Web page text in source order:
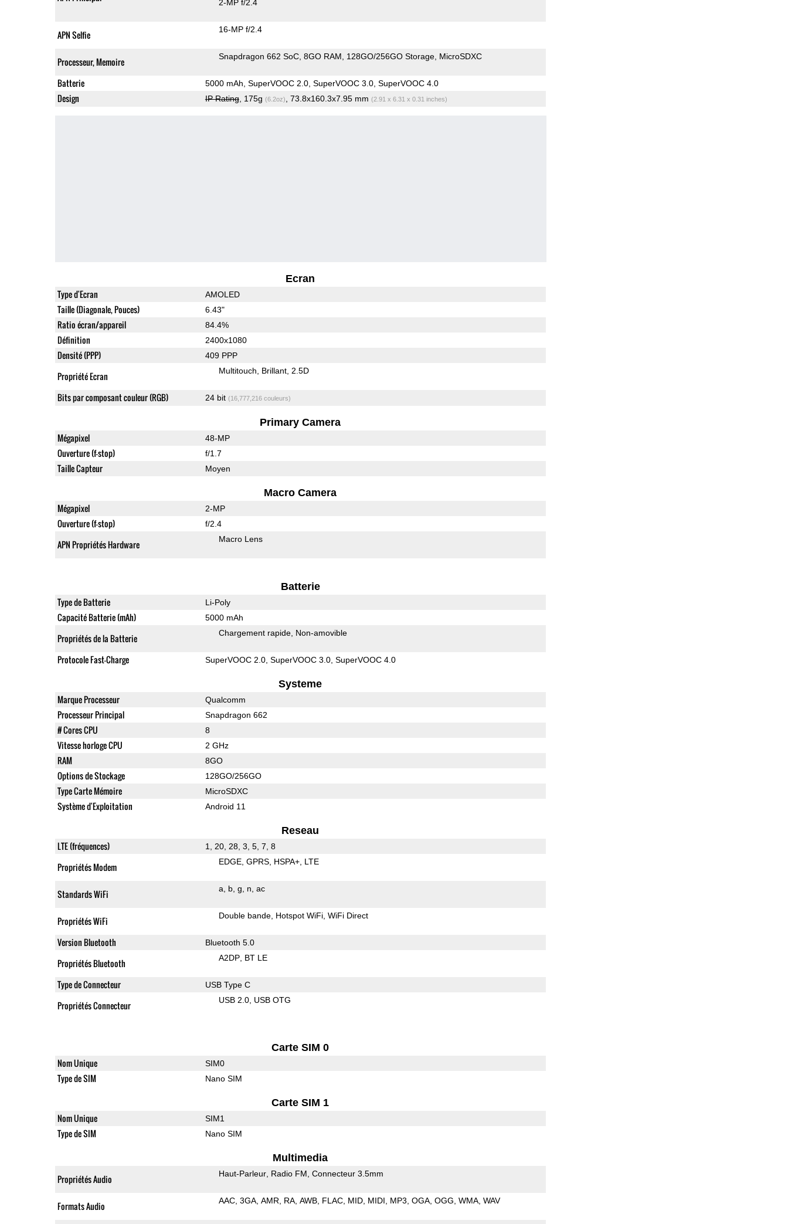
2-MP f/2.4
APN Selfie 16-MP f/2.4
Processeur, Memoire Snapdragon 662 SoC 8GO RAM 128GO/256GO Storage MicroSDXC
Batterie 5000 mAh, SuperVOOC 2.0, SuperVOOC 3.0, SuperVOOC 4.0
Design IP Rating, 175g (6.2oz) , 73.8x160.3x7.95 mm (2.91 x 6.31 x 0.31 inches)
Ecran
Type d'Ecran AMOLED
Taille (Diagonale, Pouces) 6.43"
Ratio écran/appareil 84.4%
Définition 2400x1080
Densité (PPP) 409 PPP
Propriété Ecran Multitouch Brillant 2.5D
Bits par composant couleur (RGB) 24 bit (16,777,216 couleurs)
Primary Camera
Mégapixel 48-MP
Ouverture (f-stop) f/1.7
Taille Capteur Moyen
Macro Camera
Mégapixel 2-MP
Ouverture (f-stop) f/2.4
APN Propriétés Hardware Macro Lens
Batterie
Type de Batterie Li-Poly
Capacité Batterie (mAh) 5000 mAh
Propriétés de la Batterie Chargement rapide Non-amovible
Protocole Fast-Charge SuperVOOC 2.0, SuperVOOC 3.0, SuperVOOC 4.0
Systeme
Marque Processeur Qualcomm
Processeur Principal Snapdragon 662
# Cores CPU 8
Vitesse horloge CPU 2 GHz
RAM 8GO
Options de Stockage 128GO/256GO
Type Carte Mémoire MicroSDXC
Système d'Exploitation Android 11
Reseau
LTE (fréquences) 1, 20, 28, 3, 5, 7, 8
Propriétés Modem EDGE GPRS HSPA+ LTE
Standards WiFi a b g n ac
Propriétés WiFi Double bande Hotspot WiFi WiFi Direct
Version Bluetooth Bluetooth 5.0
Propriétés Bluetooth A2DP BT LE
Type de Connecteur USB Type C
Propriétés Connecteur USB 2.0 USB OTG
Carte SIM 0
Nom Unique SIM0
Type de SIM Nano SIM
Carte SIM 1
Nom Unique SIM1
Type de SIM Nano SIM
Multimedia
Propriétés Audio Haut-Parleur Radio FM Connecteur 3.5mm
Formats Audio AAC 3GA AMR RA AWB FLAC MID MIDI MP3 OGA OGG WMA WAV